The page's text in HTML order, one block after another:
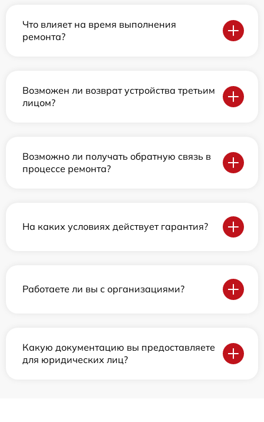
Что влияет на время выполнения
ремонта?
Возможен ли возврат устройства третьим
лицом?
Возможно ли получать обратную связь в
процессе ремонта?
На каких условиях действует гарантия?
Работаете ли вы с организациями?
Какую документацию вы предоставляете
для юридических лиц?